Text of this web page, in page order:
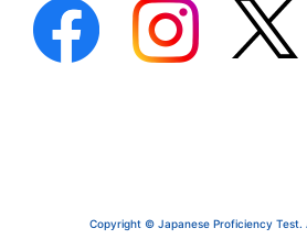
Copyright © Japanese Proficiency Test.